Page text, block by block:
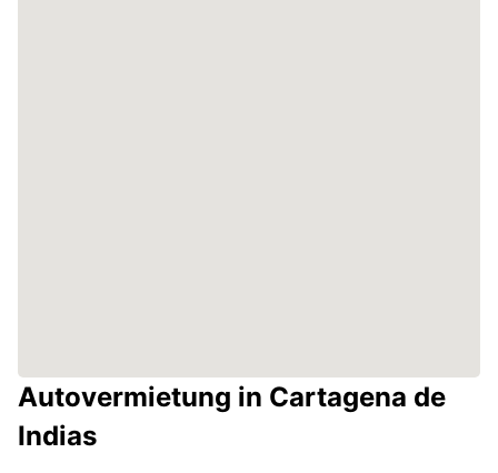
Autovermietung in Cartagena de
Indias